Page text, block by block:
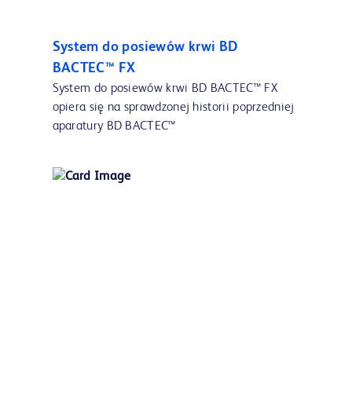
System do posiewów krwi BD
BACTEC™ FX
System do posiewów krwi BD BACTEC™ FX
opiera się na sprawdzonej historii poprzedniej
aparatury BD BACTEC™